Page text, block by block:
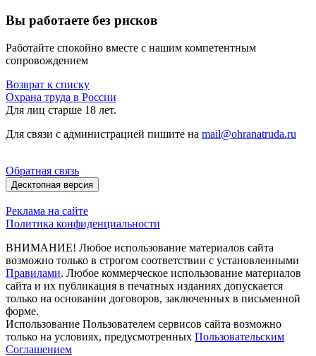
Вы работаете без рисков
Работайте спокойно вместе с нашим компетентным
сопровождением
Возврат к списку
Охрана труда в России
Для лиц старше 18 лет.
Для связи с администрацией пишите на mail@ohranatruda.ru
Обратная связь
Десктопная версия
Реклама на сайте
Политика конфиденциальности
ВНИМАНИЕ! Любое использование материалов сайта
возможно только в строгом соответствии с установленными
Правилами. Любое коммерческое использование материалов
сайта и их публикация в печатных изданиях допускается
только на основании договоров, заключенных в письменной
форме.
Использование Пользователем сервисов сайта возможно
только на условиях, предусмотренных Пользовательским
Соглашением